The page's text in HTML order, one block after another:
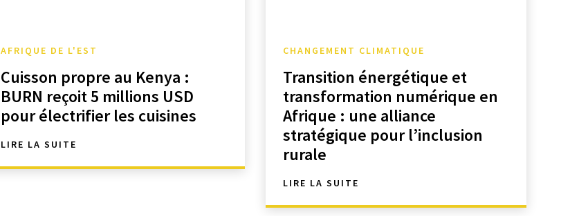
AFRIQUE DE L'EST
Cuisson propre au Kenya :
BURN reçoit 5 millions USD
pour électrifier les cuisines
LIRE LA SUITE
CHANGEMENT CLIMATIQUE
Transition énergétique et
transformation numérique en
Afrique : une alliance
stratégique pour l’inclusion
rurale
LIRE LA SUITE